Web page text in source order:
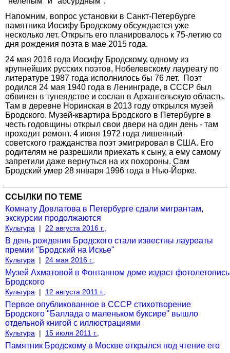
Напомним, вопрос установки в Санкт-Петербурге
памятника Иосифу Бродскому обсуждается уже
несколько лет. Открыть его планировалось к 75-летию со
дня рождения поэта в мае 2015 года.
24 мая 2016 года Иосифу Бродскому, одному из
крупнейших русских поэтов, Нобелевскому лауреату по
литературе 1987 года исполнилось бы 76 лет. Поэт
родился 24 мая 1940 года в Ленинграде, в СССР был
обвинен в тунеядстве и сослан в Архангельскую область.
Там в деревне Норинская в 2013 году открылся музей
Бродского. Музей-квартира Бродского в Петербурге в
честь годовщины открыл свои двери на один день - там
проходит ремонт. 4 июня 1972 года лишенный
советского гражданства поэт эмигрировал в США. Его
родителям не разрешили приехать к сыну, а ему самому
запретили даже вернуться на их похороны. Сам
Бродский умер 28 января 1996 года в Нью-Йорке.
ССЫЛКИ ПО ТЕМЕ
Комнату Довлатова в Петербурге сдали мигрантам,
экскурсии продолжаются
Культура | 22 августа 2016 г.,
В день рождения Бродского стали известны лауреаты
премии "Бродский на Искье"
Культура | 24 мая 2016 г.,
Музей Ахматовой в Фонтанном доме издаст фотолетопись
Бродского
Культура | 12 августа 2011 г.,
Первое опубликованное в СССР стихотворение
Бродского "Баллада о маленьком буксире" вышло
отдельной книгой с иллюстрациями
Культура | 15 июля 2011 г.,
Памятник Бродскому в Москве открылся под чтение его